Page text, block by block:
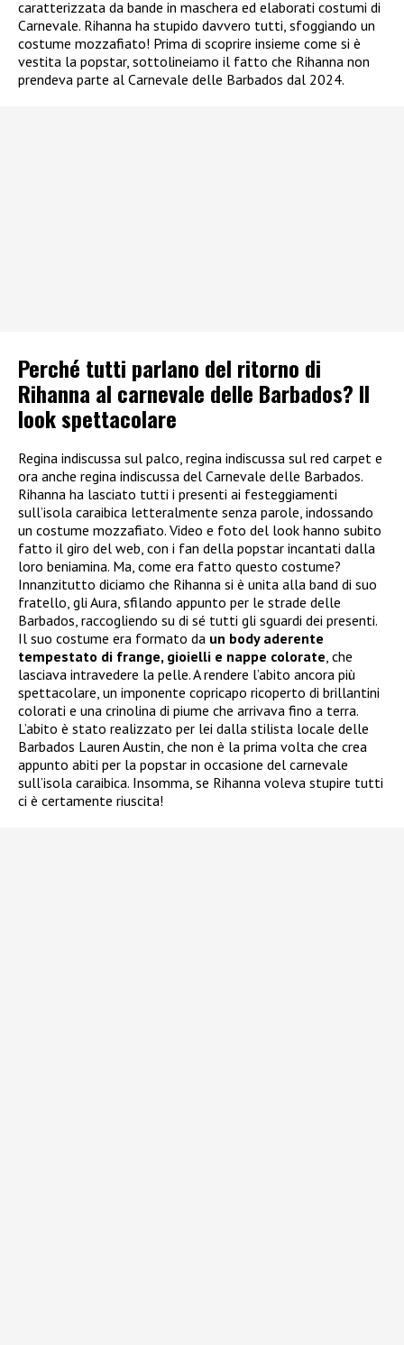
caratterizzata da bande in maschera ed elaborati costumi di
Carnevale. Rihanna ha stupido davvero tutti, sfoggiando un
costume mozzafiato! Prima di scoprire insieme come si è
vestita la popstar, sottolineiamo il fatto che Rihanna non
prendeva parte al Carnevale delle Barbados dal 2024.
Perché tutti parlano del ritorno di
Rihanna al carnevale delle Barbados? Il
look spettacolare
Regina indiscussa sul palco, regina indiscussa sul red carpet e
ora anche regina indiscussa del Carnevale delle Barbados.
Rihanna ha lasciato tutti i presenti ai festeggiamenti
sull’isola caraibica letteralmente senza parole, indossando
un costume mozzafiato. Video e foto del look hanno subito
fatto il giro del web, con i fan della popstar incantati dalla
loro beniamina. Ma, come era fatto questo costume?
Innanzitutto diciamo che Rihanna si è unita alla band di suo
fratello, gli Aura, sfilando appunto per le strade delle
Barbados, raccogliendo su di sé tutti gli sguardi dei presenti.
Il suo costume era formato da un body aderente
tempestato di frange, gioielli e nappe colorate, che
lasciava intravedere la pelle. A rendere l’abito ancora più
spettacolare, un imponente copricapo ricoperto di brillantini
colorati e una crinolina di piume che arrivava fino a terra.
L’abito è stato realizzato per lei dalla stilista locale delle
Barbados Lauren Austin, che non è la prima volta che crea
appunto abiti per la popstar in occasione del carnevale
sull’isola caraibica. Insomma, se Rihanna voleva stupire tutti
ci è certamente riuscita!